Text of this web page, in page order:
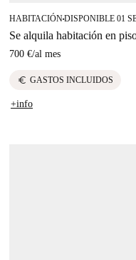
HABITACIÓN■DISPONIBLE 01
Se alquila habitación en
700 €/al mes
euro GASTOS INCLUIDOS
+info